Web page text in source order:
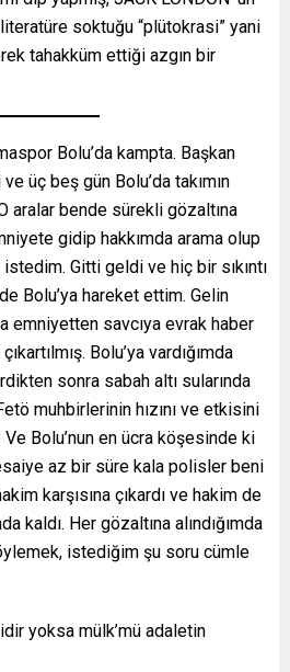
soktuğu “plütokrasi” yani
tahakküm ettiği azgın bir
Bolu’da kampta. Başkan
üç beş gün Bolu’da takımın
aralar bende sürekli gözaltına
gidip hakkımda arama olup
istedim. Gitti geldi ve hiç bir sıkıntı
Bolu’ya hareket ettim. Gelin
emniyetten savcıya evrak haber
Bolu’ya vardığımda
sonra sabah altı sularında
muhbirlerinin hızını ve etkisini
Bolu’nun en ücra köşesinde ki
az bir süre kala polisler beni
karşısına çıkardı ve hakim de
kaldı. Her gözaltına alındığımda
istediğim şu soru cümle
yoksa mülk’mü adaletin